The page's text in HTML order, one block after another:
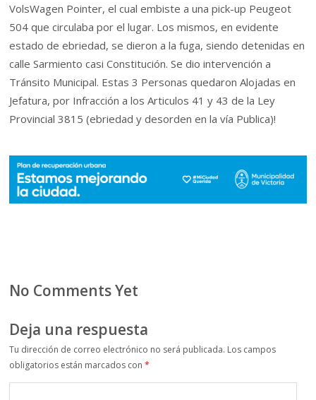
VolsWagen Pointer, el cual embiste a una pick-up Peugeot
504 que circulaba por el lugar. Los mismos, en evidente
estado de ebriedad, se dieron a la fuga, siendo detenidas en
calle Sarmiento casi Constitución. Se dio intervención a
Tránsito Municipal. Estas 3 Personas quedaron Alojadas en
Jefatura, por Infracción a los Articulos 41 y 43 de la Ley
Provincial 3815 (ebriedad y desorden en la vía Publica)!
No Comments Yet
Deja una respuesta
Tu dirección de correo electrónico no será publicada. Los campos
obligatorios están marcados con*